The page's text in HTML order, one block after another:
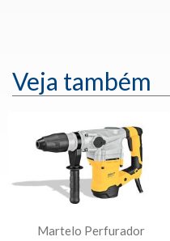
Veja também
Martelo Perfurador